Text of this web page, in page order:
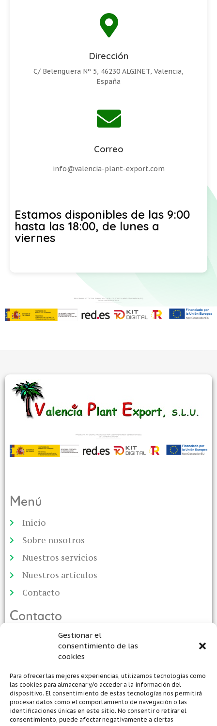
Gestionar el
consentimiento de las
cookies
Para ofrecer las mejores experiencias, utilizamos tecnologías como
las cookies para almacenar y/o acceder a la información del
dispositivo. El consentimiento de estas tecnologías nos permitirá
procesar datos como el comportamiento de navegación o las
identificaciones únicas en este sitio. No consentir o retirar el
consentimiento, puede afectar negativamente a ciertas
Dirección
C/ Belenguera Nº 5, 46230 ALGINET, Valencia,
España
Correo
info@valencia-plant-export.com
Estamos disponibles de las 9:00
hasta las 18:00, de lunes a
viernes
Menú
Inicio
Sobre nosotros
Nuestros servicios
Nuestros artículos
Contacto
Contacto
C/ Belenguera Nº 5, 46230 ALGINET,
Valencia, España
961759037
info@valencia-plant-export.com